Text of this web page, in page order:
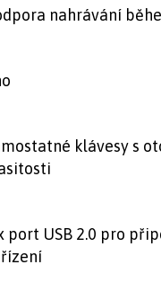
nahrávání
klávesy s
port USB 2.0 pro